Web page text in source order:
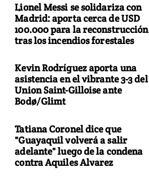
Lionel Messi se solidariza con
Madrid: aporta cerca de USD
100.000 para la reconstrucción
tras los incendios forestales
Kevin Rodríguez aporta una
asistencia en el vibrante 3-3 del
Union Saint-Gilloise ante
Bodø/Glimt
Tatiana Coronel dice que
"Guayaquil volverá a salir
adelante" luego de la condena
contra Aquiles Alvarez